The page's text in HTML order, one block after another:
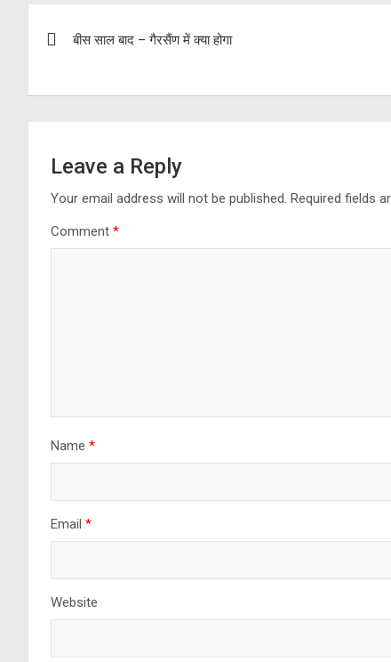
o
m
p
बीस साल बाद – गैरसैंण में क्या होगा
Leave a Reply
Your email address will not be published. Required fields
Comment *
Name *
Email *
Website